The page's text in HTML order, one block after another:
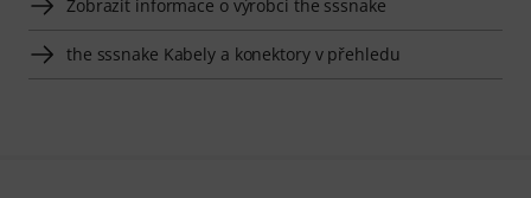
Zobrazit informace o výrobci the sssnake
the sssnake Kabely a konektory v přehledu